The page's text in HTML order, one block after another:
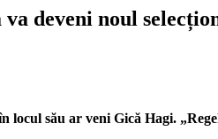
deveni noul
său ar veni Gică Hagi.